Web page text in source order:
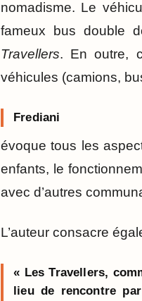
nomadisme. Le
fameux bus double
Travellers. En outre,
véhicules (camions,
Frediani
évoque tous les
enfants, le
avec d’autres
L’auteur consacre
« Les Travellers,
lieu de rencontre